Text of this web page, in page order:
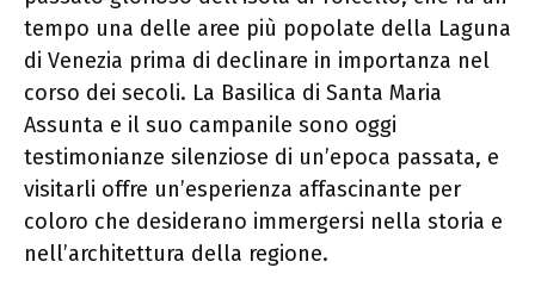
tempo una delle aree più popolate della Laguna
di Venezia prima di declinare in importanza nel
corso dei secoli. La Basilica di Santa Maria
Assunta e il suo campanile sono oggi
testimonianze silenziose di un’epoca passata, e
visitarli offre un’esperienza affascinante per
coloro che desiderano immergersi nella storia e
nell’architettura della regione.